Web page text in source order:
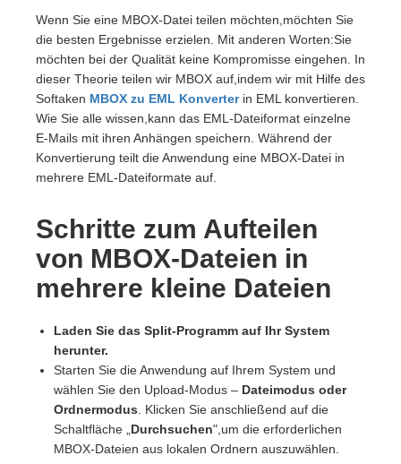
Wenn Sie eine MBOX-Datei teilen möchten,möchten Sie
die besten Ergebnisse erzielen. Mit anderen Worten:Sie
möchten bei der Qualität keine Kompromisse eingehen. In
dieser Theorie teilen wir MBOX auf,indem wir mit Hilfe des
Softaken MBOX zu EML Konverter in EML konvertieren.
Wie Sie alle wissen,kann das EML-Dateiformat einzelne
E-Mails mit ihren Anhängen speichern. Während der
Konvertierung teilt die Anwendung eine MBOX-Datei in
mehrere EML-Dateiformate auf.
Schritte zum Aufteilen
von MBOX-Dateien in
mehrere kleine Dateien
Laden Sie das Split-Programm auf Ihr System
herunter.
Starten Sie die Anwendung auf Ihrem System und
wählen Sie den Upload-Modus – Dateimodus oder
Ordnermodus. Klicken Sie anschließend auf die
Schaltfläche „Durchsuchen",um die erforderlichen
MBOX-Dateien aus lokalen Ordnern auszuwählen.